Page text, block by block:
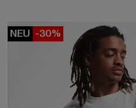
NEU -30%